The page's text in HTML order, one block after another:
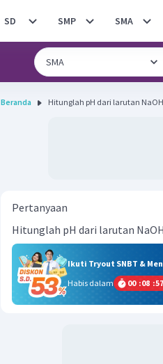
SD SMP SMA
Beranda Hitunglah pH dari larutan
Pertanyaan
Hitunglah pH dari larutan
Ikuti Tryout SNBT &
Habis dalam
00 :08 :57